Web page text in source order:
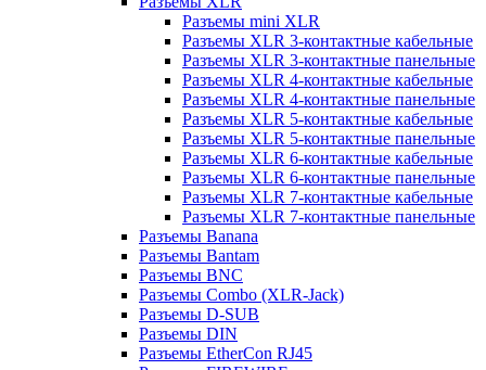
Разъемы mini XLR
Разъемы XLR 3-контактные кабельные
Разъемы XLR 3-контактные панельные
Разъемы XLR 4-контактные кабельные
Разъемы XLR 4-контактные панельные
Разъемы XLR 5-контактные кабельные
Разъемы XLR 5-контактные панельные
Разъемы XLR 6-контактные кабельные
Разъемы XLR 6-контактные панельные
Разъемы XLR 7-контактные кабельные
Разъемы XLR 7-контактные панельные
Разъемы Banana
Разъемы Bantam
Разъемы BNC
Разъемы Combo (XLR-Jack)
Разъемы D-SUB
Разъемы DIN
Разъемы EtherCon RJ45